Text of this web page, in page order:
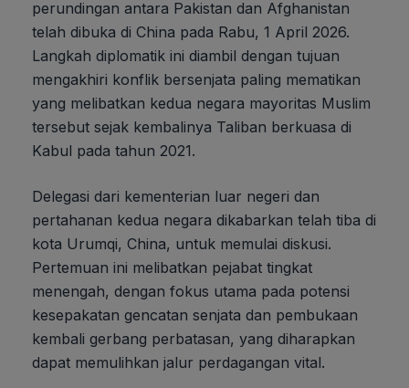
perundingan antara Pakistan dan Afghanistan
telah dibuka di China pada Rabu, 1 April 2026.
Langkah diplomatik ini diambil dengan tujuan
mengakhiri konflik bersenjata paling mematikan
yang melibatkan kedua negara mayoritas Muslim
tersebut sejak kembalinya Taliban berkuasa di
Kabul pada tahun 2021.
Delegasi dari kementerian luar negeri dan
pertahanan kedua negara dikabarkan telah tiba di
kota Urumqi, China, untuk memulai diskusi.
Pertemuan ini melibatkan pejabat tingkat
menengah, dengan fokus utama pada potensi
kesepakatan gencatan senjata dan pembukaan
kembali gerbang perbatasan, yang diharapkan
dapat memulihkan jalur perdagangan vital.